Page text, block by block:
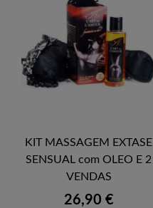
KIT MASSAGEM EXTASE
SENSUAL com OLEO E 2
VENDAS
Preço
26,90 €